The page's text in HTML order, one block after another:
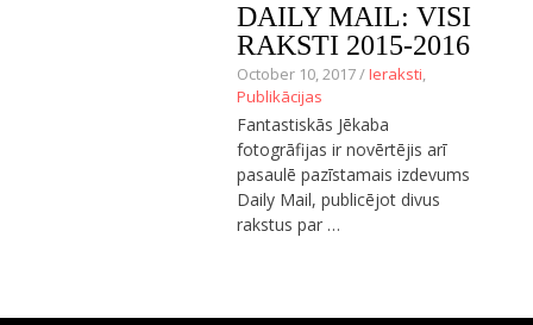
Praktiski ieteikumi
Publikācijas
Par mums
DAILY MAIL: VISI
RAKSTI 2015-2016
October 10, 2017 /Ieraksti,
Publikācijas
Fantastiskās Jēkaba
fotogrāfijas ir novērtējis arī
pasaulē pazīstamais izdevums
Daily Mail, publicējot divus
rakstus par …